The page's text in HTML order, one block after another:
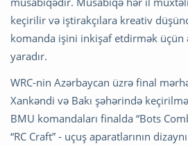
keçirilir və iştirakçılara kreativ
komanda işini inkişaf etdirmək
yaradır.
WRC-nin Azərbaycan üzrə final
Xankəndi və Bakı şəhərində
BMU komandaları finalda “Bots
“RC Craft” - uçuş aparatlarının